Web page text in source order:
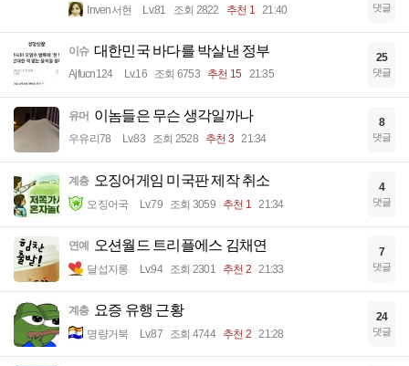
Inven서현 Lv.81 조회 2822 추천 1 21:40 댓글
이슈 대한민국 바다를 박살낸 정부
Ajfucn124 Lv.16 조회 6753 추천 15 21:35
25
댓글
유머 이놈들은 무슨 생각일까나
우유리78 Lv.83 조회 2528 추천 3 21:34
8
댓글
계층 오징어게임 미국판 제작 취소
오징어국 Lv.79 조회 3059 추천 1 21:34
4
댓글
연예 오션월드 트리플에스 김채연
달섭지롱 Lv.94 조회 2301 추천 2 21:33
7
댓글
계층 요증 유행 근황
명량거북 Lv.87 조회 4744 추천 2 21:28
24
댓글